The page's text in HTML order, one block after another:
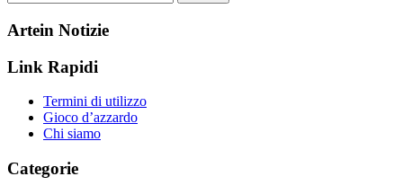
Artein Notizie
Link Rapidi
Termini di utilizzo
Gioco d’azzardo
Chi siamo
Categorie